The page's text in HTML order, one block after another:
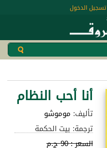
تسجيل الدخول
أنا أحب النظام
تأليف: موموشو
ترجمة: بيت الحكمة
السعر :90 ج.م